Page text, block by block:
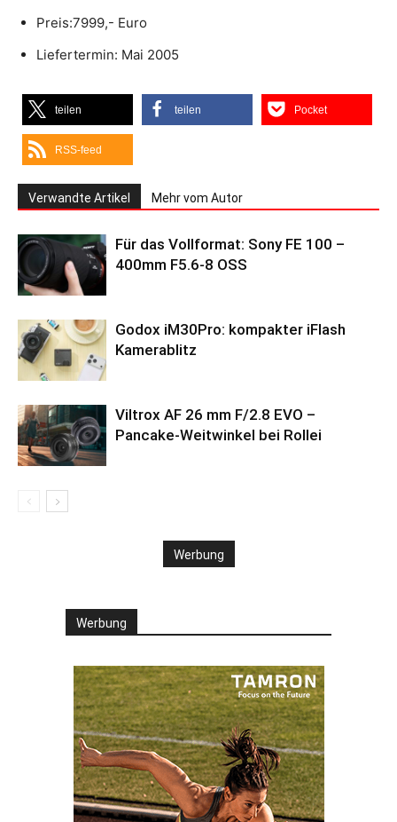
Preis:7999,- Euro
Liefertermin: Mai 2005
teilen teilen Pocket
RSS-feed
Verwandte Artikel Mehr vom Autor
Für das Vollformat: Sony FE 100 –
400mm F5.6-8 OSS
Godox iM30Pro: kompakter iFlash
Kamerablitz
Viltrox AF 26 mm F/2.8 EVO –
Pancake-Weitwinkel bei Rollei
Werbung
Werbung